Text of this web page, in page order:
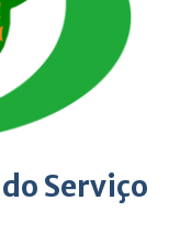
Serviço